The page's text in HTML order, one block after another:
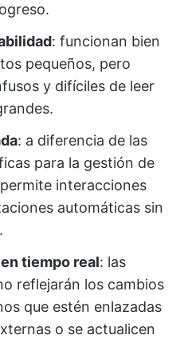
: funcionan bien
pequeños, pero
y difíciles de leer
: a diferencia de las
para la gestión de
interacciones
automáticas sin
tiempo real: las
reflejarán los cambios
que estén enlazadas
o se actualicen